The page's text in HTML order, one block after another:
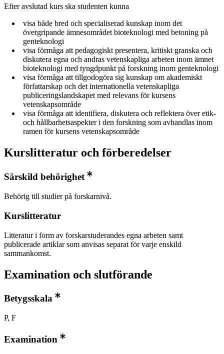
Efter avslutad kurs ska studenten kunna
visa både bred och specialiserad kunskap inom det
övergripande ämnesområdet bioteknologi med betoning på
genteknologi
visa förmåga att pedagogiskt presentera, kritiskt granska och
diskutera egna och andras vetenskapliga arbeten inom ämnet
bioteknologi med tyngdpunkt på forskning inom genteknologi
visa förmåga att tillgodogöra sig kunskap om akademiskt
författarskap och det internationella vetenskapliga
publiceringslandskapet med relevans för kursens
vetenskapsområde
visa förmåga att identifiera, diskutera och reflektera över etik-
och hållbarhetsaspekter i den forskning som avhandlas inom
ramen för kursens vetenskapsområde
Kurslitteratur och förberedelser
Särskild behörighet
Behörig till studier på forskarnivå.
Kurslitteratur
Litteratur i form av forskarstuderandes egna arbeten samt
publicerade artiklar som anvisas separat för varje enskild
sammankomst.
Examination och slutförande
Betygsskala
P, F
Examination